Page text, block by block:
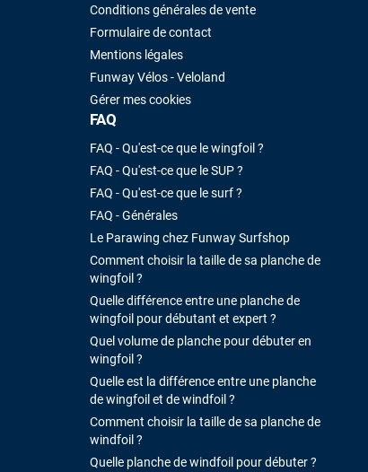
Conditions générales de vente
Formulaire de contact
Mentions légales
Funway Vélos - Veloland
Gérer mes cookies
FAQ
FAQ - Qu'est-ce que le wingfoil ?
FAQ - Qu'est-ce que le SUP ?
FAQ - Qu'est-ce que le surf ?
FAQ - Générales
Le Parawing chez Funway Surfshop
Comment choisir la taille de sa planche de
wingfoil ?
Quelle différence entre une planche de
wingfoil pour débutant et expert ?
Quel volume de planche pour débuter en
wingfoil ?
Quelle est la différence entre une planche
de wingfoil et de windfoil ?
Comment choisir la taille de sa planche de
windfoil ?
Quelle planche de windfoil pour débuter ?